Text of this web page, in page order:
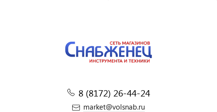
8 (8172) 26-44-24
market@volsnab.ru